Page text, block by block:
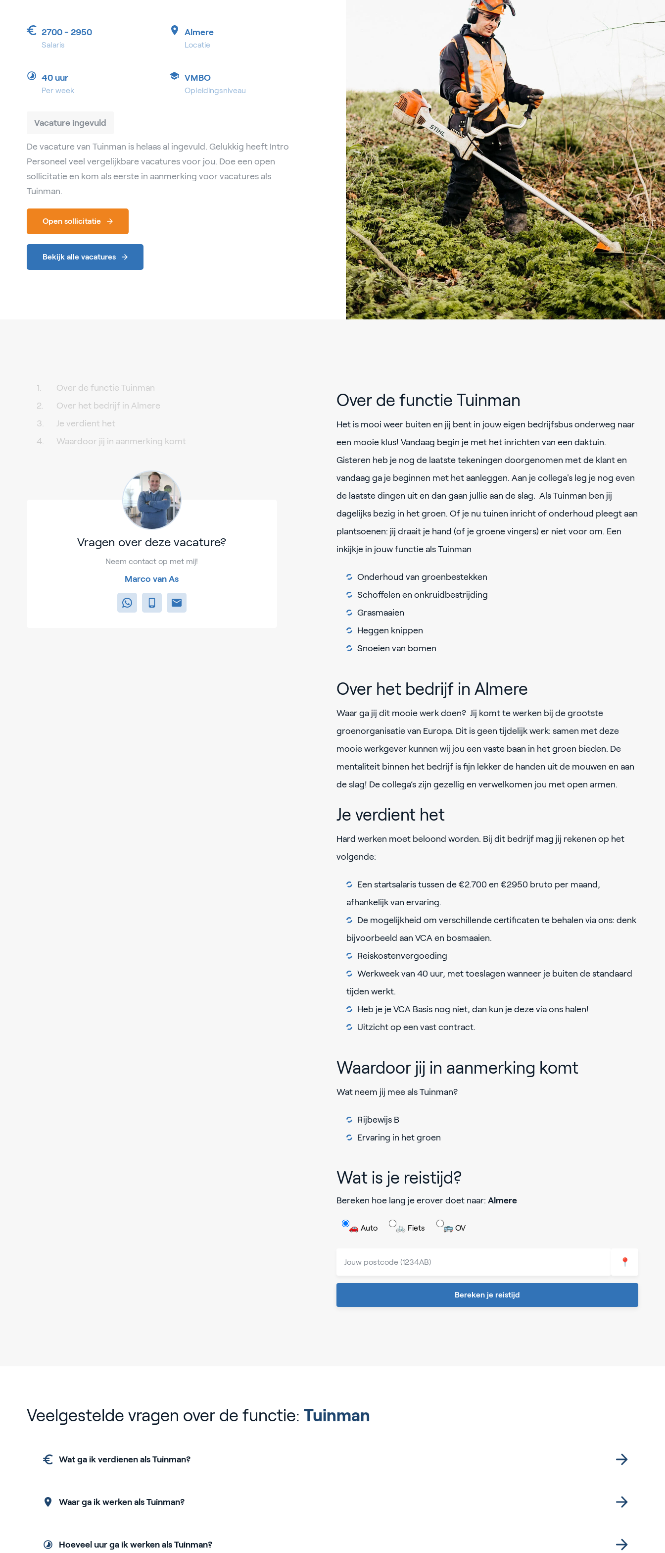
2700 - 2950
Salaris
Almere
Locatie
40 uur
Per week
VMBO
Opleidingsniveau
Vacature ingevuld
De vacature van Tuinman is helaas al ingevuld. Gelukkig heeft Intro
Personeel veel vergelijkbare vacatures voor jou. Doe een open
sollicitatie en kom als eerste in aanmerking voor vacatures als
Tuinman.
Open sollicitatie
Bekijk alle vacatures
Over de functie Tuinman
Over het bedrijf in Almere
Je verdient het
Waardoor jij in aanmerking komt
Vragen over deze vacature?
Neem contact op met mij!
Marco van As
Over de functie Tuinman
Het is mooi weer buiten en jij bent in jouw eigen bedrijfsbus onderweg naar
een mooie klus! Vandaag begin je met het inrichten van een daktuin.
Gisteren heb je nog de laatste tekeningen doorgenomen met de klant en
vandaag ga je beginnen met het aanleggen. Aan je collega's leg je nog even
de laatste dingen uit en dan gaan jullie aan de slag. Als Tuinman ben jij
dagelijks bezig in het groen. Of je nu tuinen inricht of onderhoud pleegt aan
plantsoenen: jij draait je hand (of je groene vingers) er niet voor om. Een
inkijkje in jouw functie als Tuinman
Onderhoud van groenbestekken
Schoffelen en onkruidbestrijding
Grasmaaien
Heggen knippen
Snoeien van bomen
Over het bedrijf in Almere
Waar ga jij dit mooie werk doen? Jij komt te werken bij de grootste
groenorganisatie van Europa. Dit is geen tijdelijk werk: samen met deze
mooie werkgever kunnen wij jou een vaste baan in het groen bieden. De
mentaliteit binnen het bedrijf is fijn lekker de handen uit de mouwen en aan
de slag! De collega’s zijn gezellig en verwelkomen jou met open armen.
Je verdient het
Hard werken moet beloond worden. Bij dit bedrijf mag jij rekenen op het
volgende:
Een startsalaris tussen de €2.700 en €2950 bruto per maand,
afhankelijk van ervaring.
De mogelijkheid om verschillende certificaten te behalen via ons: denk
bijvoorbeeld aan VCA en bosmaaien.
Reiskostenvergoeding
Werkweek van 40 uur, met toeslagen wanneer je buiten de standaard
tijden werkt.
Heb je je VCA Basis nog niet, dan kun je deze via ons halen!
Uitzicht op een vast contract.
Waardoor jij in aanmerking komt
Wat neem jij mee als Tuinman?
Rijbewijs B
Ervaring in het groen
Wat is je reistijd?
Bereken hoe lang je erover doet naar: Almere
🚗 Auto 🚲 Fiets 🚌 OV
📍
Bereken je reistijd
Veelgestelde vragen over de functie: Tuinman
Wat ga ik verdienen als Tuinman?
Waar ga ik werken als Tuinman?
Hoeveel uur ga ik werken als Tuinman?